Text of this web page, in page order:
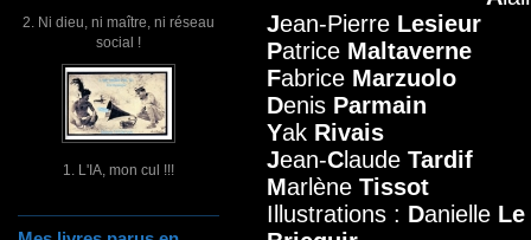
2. Ni dieu, ni maître, ni réseau
social !
1. L'IA, mon cul !!!
Jean-Pierre Lesieur
Patrice Maltaverne
Fabrice Marzuolo
Denis Parmain
Yak Rivais
Jean-Claude Tardif
Marlène Tissot
Illustrations : Danielle Le